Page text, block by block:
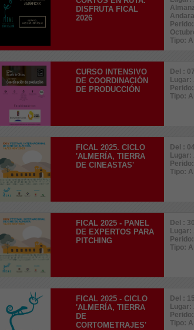
DISFRUTA FICAL
2026
Tipo:
CURSO INTENSIVO
DE COORDINACIÓN
DE PRODUCCIÓN
Del :
Tipo:
FICAL 2025. CICLO
'ALMERÍA, TIERRA
DE CINEASTAS'
Del :
Tipo:
FICAL 2025 - PANEL
DE EXPERTOS PARA
PITCHING
Del :
Tipo:
FICAL 2025 - CICLO
'ALMERÍA, TIERRA
DE
CORTOMETRAJES'
Del :
Tipo: